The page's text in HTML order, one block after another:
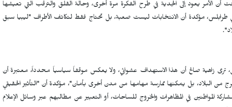
أن الأمر يعود إلى الجدية في طرح الفكرة مرة أخرى، وحالة القلق والترقب التي تعيشها
طرابلس، مؤكدة أن الانتخابات ليست صعبة، بل تحتاج فقط لتكاتف الأطراف "ليبيا سبق
ترى زاهية صالح أن هذا الاستهداف عشوائي، ولا يعكس موقفاً سياسياً محدداً، معتبرة أن
من البلاد، بل يمكنها ممارسة مهامها من مدن أخرى بأمان"، مؤكدة أن "التأثير الحقيقي
المواطنين في المظاهرات والخروج للساحات، أو التعبير عن مطالبهم عبر وسائل الإعلام